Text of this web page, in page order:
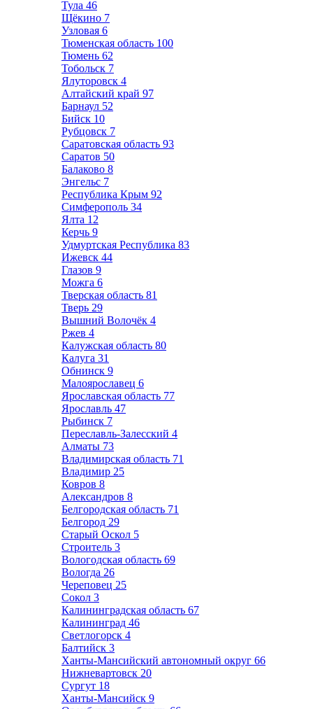
Тула 46
Щёкино 7
Узловая 6
Тюменская область 100
Тюмень 62
Тобольск 7
Ялуторовск 4
Алтайский край 97
Барнаул 52
Бийск 10
Рубцовск 7
Саратовская область 93
Саратов 50
Балаково 8
Энгельс 7
Республика Крым 92
Симферополь 34
Ялта 12
Керчь 9
Удмуртская Республика 83
Ижевск 44
Глазов 9
Можга 6
Тверская область 81
Тверь 29
Вышний Волочёк 4
Ржев 4
Калужская область 80
Калуга 31
Обнинск 9
Малоярославец 6
Ярославская область 77
Ярославль 47
Рыбинск 7
Переславль-Залесский 4
Алматы 73
Владимирская область 71
Владимир 25
Ковров 8
Александров 8
Белгородская область 71
Белгород 29
Старый Оскол 5
Строитель 3
Вологодская область 69
Вологда 26
Череповец 25
Сокол 3
Калининградская область 67
Калининград 46
Светлогорск 4
Балтийск 3
Ханты-Мансийский автономный округ 66
Нижневартовск 20
Сургут 18
Ханты-Мансийск 9